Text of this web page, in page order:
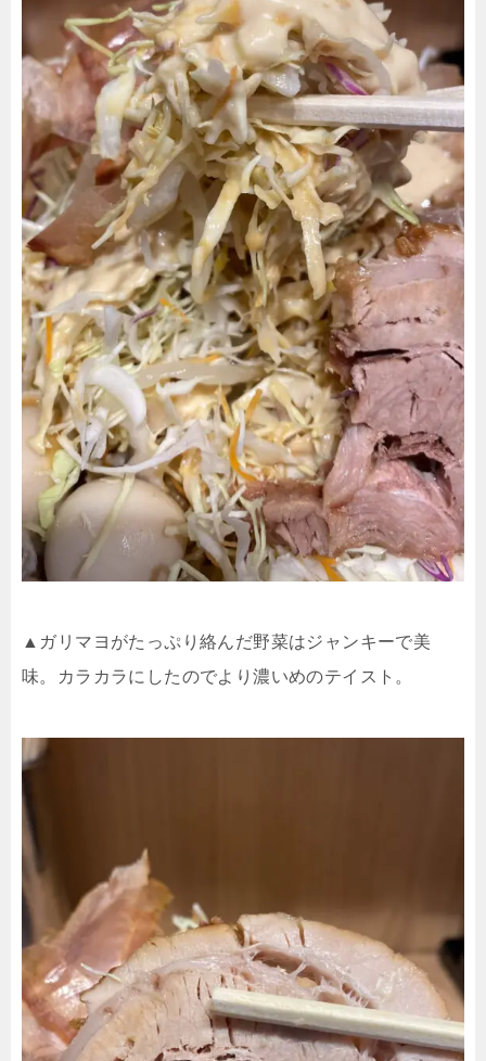
▲ガリマヨがたっぷり絡んだ野菜はジャンキーで美
味。カラカラにしたのでより濃いめのテイスト。